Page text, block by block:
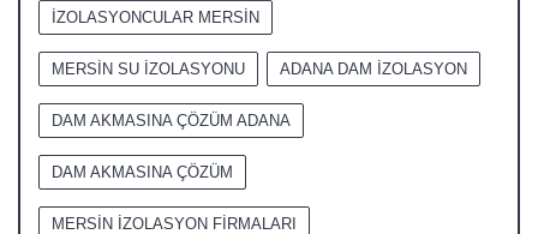
İZOLASYONCULAR MERSİN
MERSİN SU İZOLASYONU ADANA DAM İZOLASYON
DAM AKMASINA ÇÖZÜM ADANA
DAM AKMASINA ÇÖZÜM
MERSİN İZOLASYON FİRMALARI